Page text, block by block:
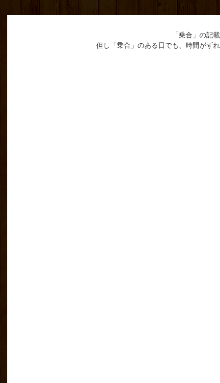
「乗合」の記
但し「乗合」のある日でも、時間がず